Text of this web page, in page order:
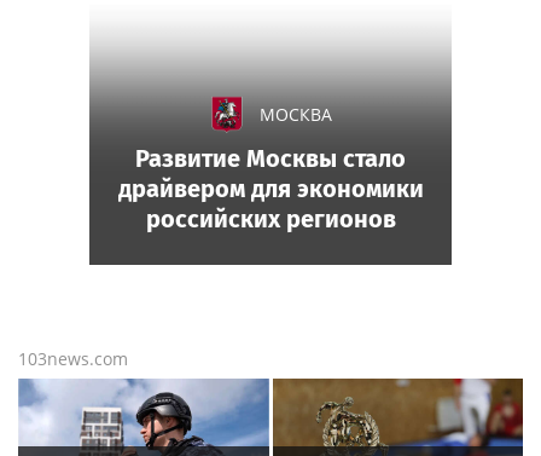
103news.com
МОСКВА
Развитие Москвы стало
драйвером для экономики
российских регионов